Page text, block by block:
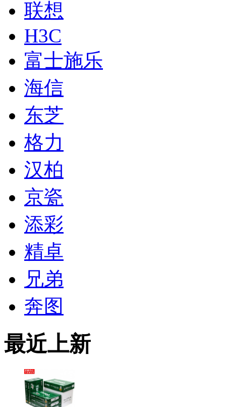
联想
H3C
富士施乐
海信
东芝
格力
汉柏
京瓷
添彩
精卓
兄弟
奔图
最近上新